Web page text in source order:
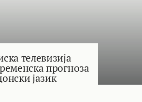
телевизија
прогноза
јазик